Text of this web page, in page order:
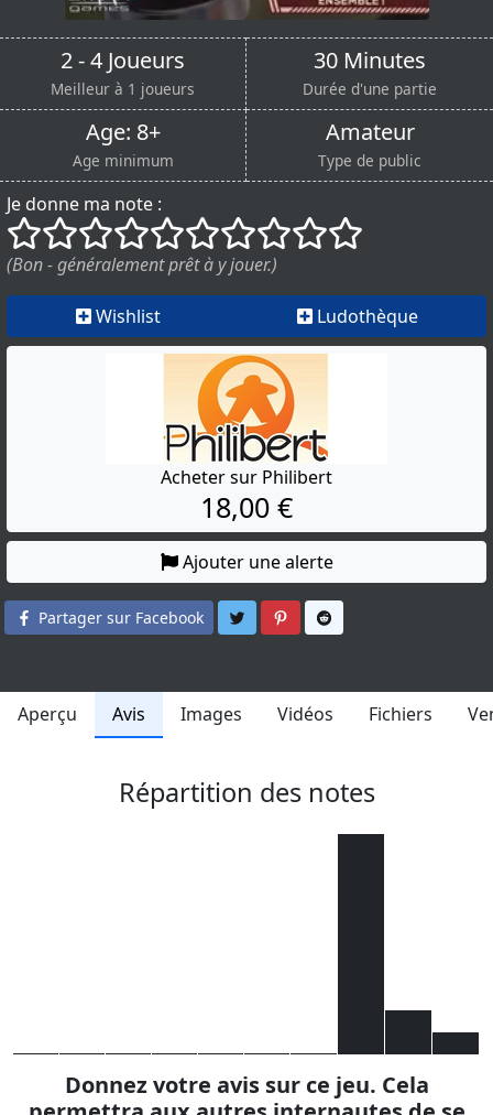
2 - 4 Joueurs
Meilleur à 1 joueurs
30 Minutes
Durée d'une partie
Age: 8+
Age minimum
Amateur
Type de public
Je donne ma note :
()
() () () () () () () ()
()
(Bon - généralement prêt à y jouer.)
Wishlist Ludothèque
Acheter sur Philibert
18,00 €
Ajouter une alerte
Partager sur Facebook Partager sur Twitter
Partager sur Pinterest
Aperçu Avis Images Vidéos Fichiers
Répartition des notes
Donnez votre avis sur ce jeu. Cela